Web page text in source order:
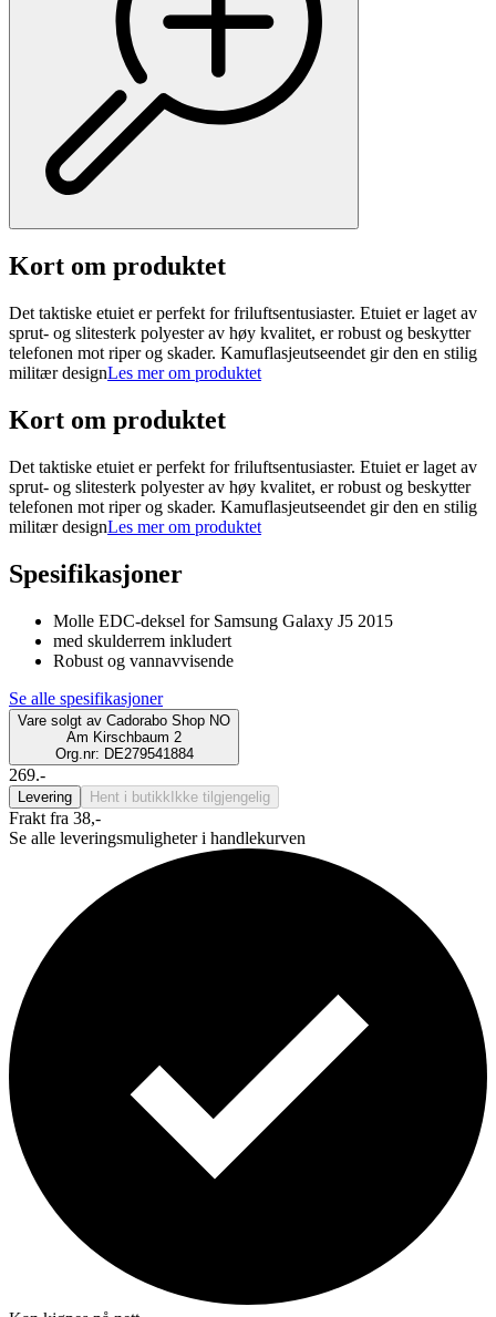
Kort om produktet
Det taktiske etuiet er perfekt for friluftsentusiaster. Etuiet er laget av
sprut- og slitesterk polyester av høy kvalitet, er robust og beskytter
telefonen mot riper og skader. Kamuflasjeutseendet gir den en stilig
militær designLes mer om produktet
Kort om produktet
Det taktiske etuiet er perfekt for friluftsentusiaster. Etuiet er laget av
sprut- og slitesterk polyester av høy kvalitet, er robust og beskytter
telefonen mot riper og skader. Kamuflasjeutseendet gir den en stilig
militær designLes mer om produktet
Spesifikasjoner
Molle EDC-deksel for Samsung Galaxy J5 2015
med skulderrem inkludert
Robust og vannavvisende
Se alle spesifikasjoner
Vare solgt av Cadorabo Shop NO
Am Kirschbaum 2
Org.nr: DE279541884
269.-
Levering Hent i butikk Ikke tilgjengelig
Frakt fra 38,-
Se alle leveringsmuligheter i handlekurven